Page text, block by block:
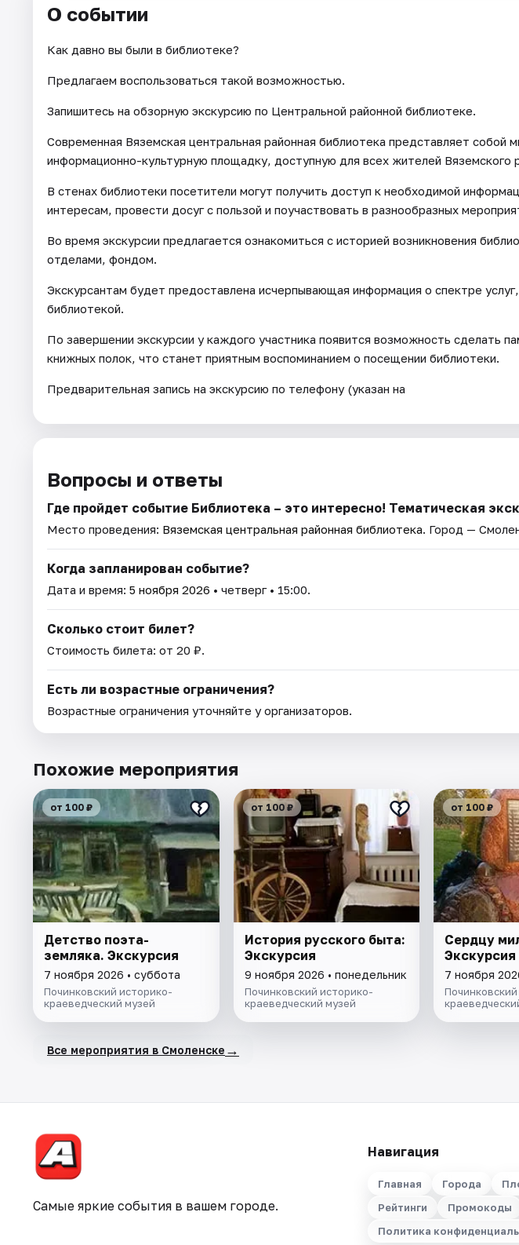
О событии
Как давно вы были в библиотеке?
Предлагаем воспользоваться такой возможностью.
Запишитесь на обзорную экскурсию по Центральной районной библиотеке.
Современная Вяземская центральная районная библиотека представляет собой
информационно-культурную площадку, доступную для всех жителей Вяземского
В стенах библиотеки посетители могут получить доступ к необходимой
интересам, провести досуг с пользой и поучаствовать в разнообразных
Во время экскурсии предлагается ознакомиться с историей возникновения
отделами, фондом.
Экскурсантам будет предоставлена исчерпывающая информация о спектре
библиотекой.
По завершении экскурсии у каждого участника появится возможность сделать
книжных полок, что станет приятным воспоминанием о посещении библиотеки.
Предварительная запись на экскурсию по телефону (указан на
Вопросы и ответы
Где пройдет событие Библиотека – это интересно! Тематическая
Место проведения: Вяземская центральная районная библиотека. Город —
Когда запланирован событие?
Дата и время: 5 ноября 2026 • четверг • 15:00.
Сколько стоит билет?
Стоимость билета: от 20 ₽.
Есть ли возрастные ограничения?
Возрастные ограничения уточняйте у организаторов.
Похожие мероприятия
от 100 ₽
Детство поэта-
земляка. Экскурсия
7 ноября 2026 • суббота
Починковский историко-
краеведческий музей
от 100 ₽
История русского быта:
Экскурсия
9 ноября 2026 • понедельник
Починковский историко-
краеведческий музей
от 100 ₽
Сердцу
Экскурсия
7 ноября
Все мероприятия в Смоленске →
Самые яркие события в вашем городе.
Навигация
Главная Города
Рейтинги
Промокоды
Политика